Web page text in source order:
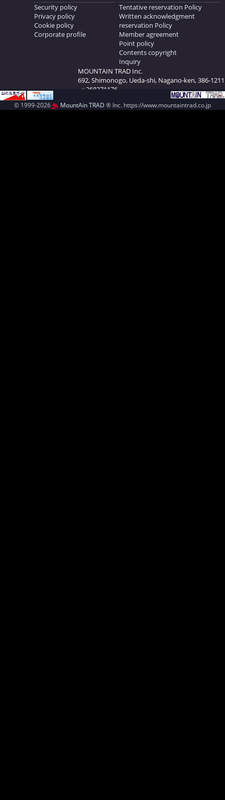
Security policy
Privacy policy
Cookie policy
Corporate profile
Tentative reservation Policy
Written acknowledgment
reservation Policy
Member agreement
Point policy
Contents copyright
Inquiry
MOUNTAIN TRAD Inc.
692, Shimonogo, Ueda-shi, Nagano-ken, 386-1211
268371176
© 1999-2026 MountAin TRAD ® Inc. https://www.mountaintrad.co.jp